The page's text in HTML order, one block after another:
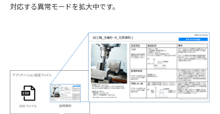
対応する異常モードを拡大中です。